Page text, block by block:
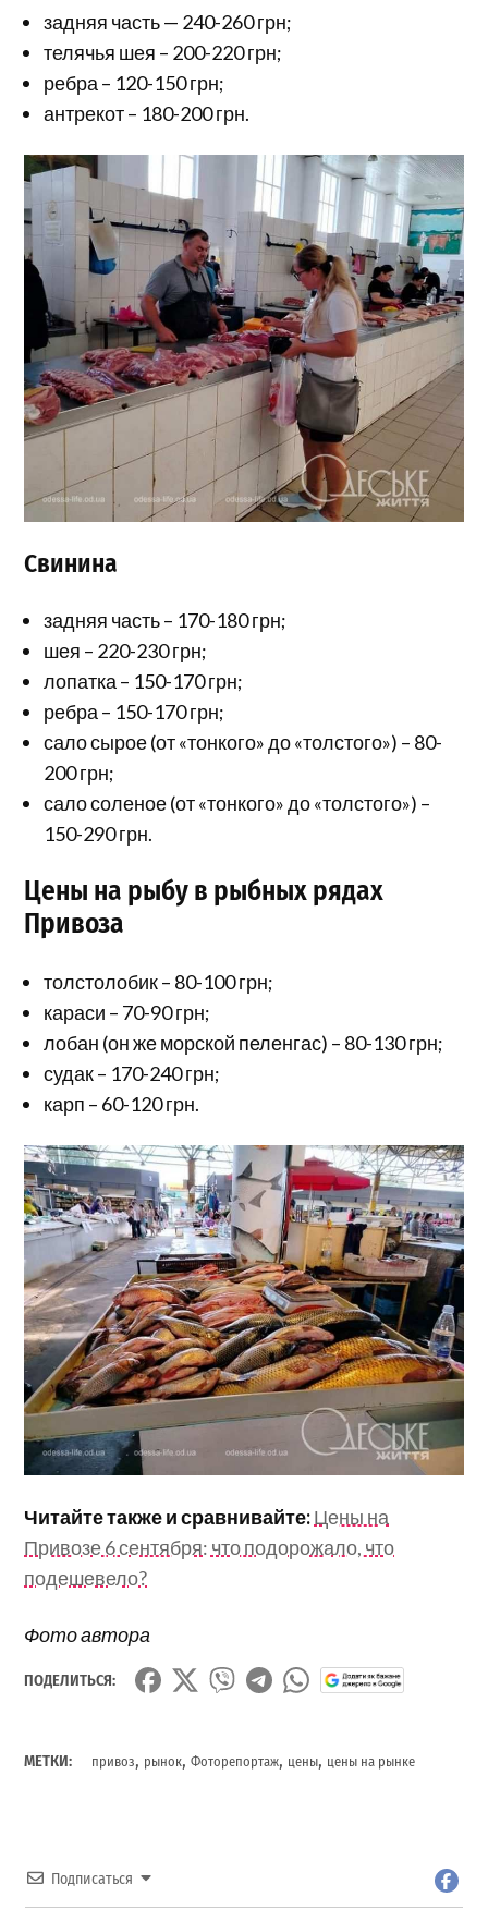
задняя часть — 240-260 грн;
телячья шея – 200-220 грн;
ребра – 120-150 грн;
антрекот – 180-200 грн.
Свинина
задняя часть – 170-180 грн;
шея – 220-230 грн;
лопатка – 150-170 грн;
ребра – 150-170 грн;
сало сырое (от «тонкого» до «толстого») – 80-
200 грн;
сало соленое (от «тонкого» до «толстого») –
150-290 грн.
Цены на рыбу в рыбных рядах
Привоза
толстолобик – 80-100 грн;
караси – 70-90 грн;
лобан (он же морской пеленгас) – 80-130 грн;
судак – 170-240 грн;
карп – 60-120 грн.
Читайте также и сравнивайте:Цены на
Привозе 6 сентября: что подорожало, что
подешевело?
Фото автора
ПОДЕЛИТЬСЯ:
МЕТКИ: привоз, рынок,Фоторепортаж, цены, цены на рынке
Подписаться